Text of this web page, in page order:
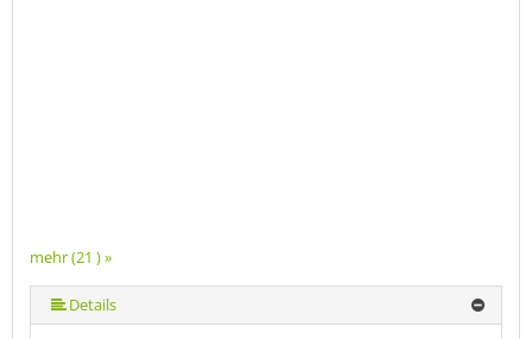
mehr (21 ) »
mehr (21 ) »
mehr (21 ) »
mehr (21 ) »
mehr (21 ) »
mehr (21 ) »
mehr (21 ) »
mehr (21 ) »
mehr (21 ) »
mehr (21 ) »
mehr (21 ) »
mehr (21 ) »
mehr (21 ) »
mehr (21 ) »
mehr (21 ) »
mehr (21 ) »
mehr (21 ) »
mehr (21 ) »
Details